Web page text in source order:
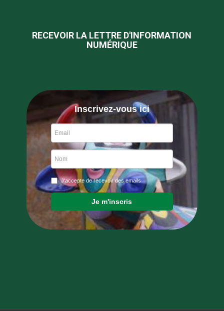
RECEVOIR LA LETTRE D'INFORMATION
NUMÉRIQUE
Inscrivez-vous ici
J'accepte de recevoir des emails
Je m'inscris